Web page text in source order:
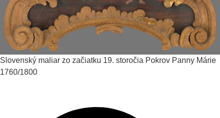
Slovenský maliar zo začiatku 19. storočia Pokrov Panny Márie
1760/1800